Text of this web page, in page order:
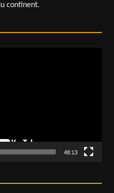
continent.
48:13